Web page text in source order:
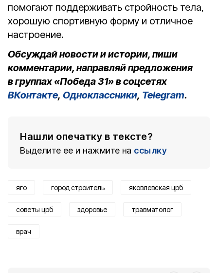
помогают поддерживать стройность тела,
хорошую спортивную форму и отличное
настроение.
Обсуждай новости и истории, пиши
комментарии, направляй предложения
в группах «Победа 31» в соцсетях
ВКонтакте, Одноклассники, Telegram.
Нашли опечатку в тексте?
Выделите ее и нажмите на ссылку
яго город строитель яковлевская црб
советы црб здоровье травматолог
врач